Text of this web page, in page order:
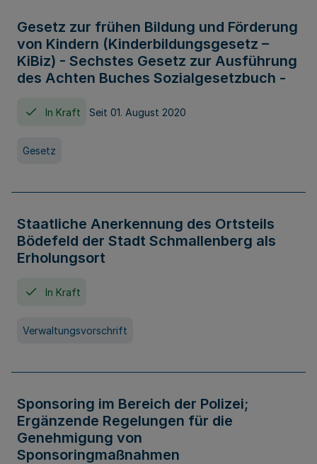
Gesetz zur frühen Bildung und Förderung
von Kindern (Kinderbildungsgesetz –
KiBiz) - Sechstes Gesetz zur Ausführung
des Achten Buches Sozialgesetzbuch -
In Kraft Seit 01. August 2020
Gesetz
Staatliche Anerkennung des Ortsteils
Bödefeld der Stadt Schmallenberg als
Erholungsort
In Kraft
Verwaltungsvorschrift
Sponsoring im Bereich der Polizei;
Ergänzende Regelungen für die
Genehmigung von
Sponsoringmaßnahmen